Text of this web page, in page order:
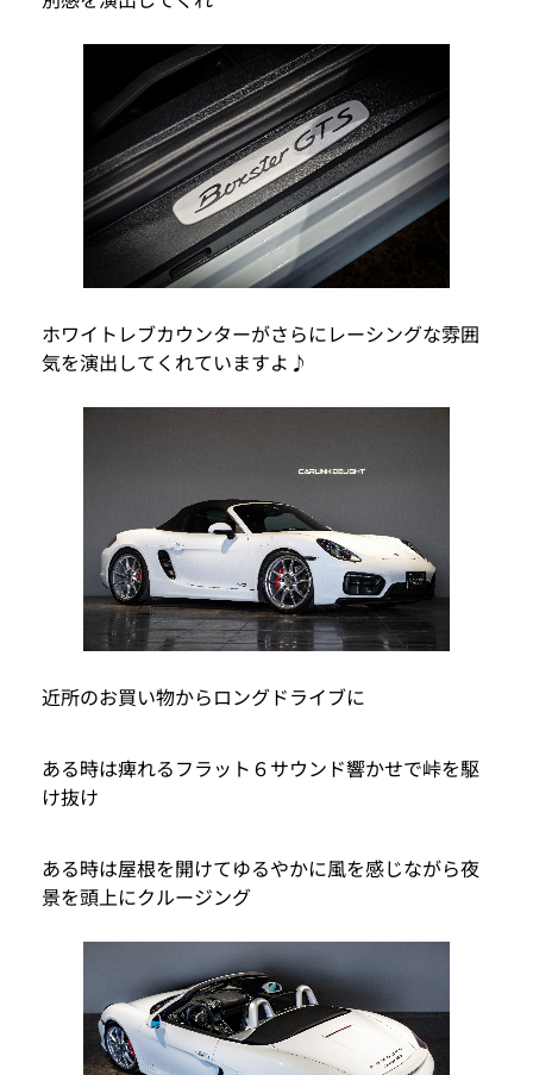
ホワイトレブカウンターがさらにレーシングな雰囲
気を演出してくれていますよ♪
近所のお買い物からロングドライブに
ある時は痺れるフラット６サウンド響かせで峠を駆
け抜け
ある時は屋根を開けてゆるやかに風を感じながら夜
景を頭上にクルージング